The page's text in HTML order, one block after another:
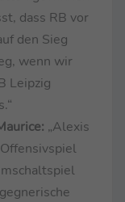
dass RB vor
den Sieg
wenn wir
Leipzig
„Alexis